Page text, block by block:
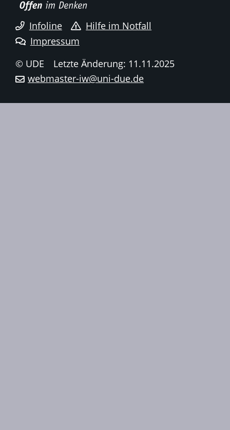
Infoline
Hilfe im Notfall
Impressum
© UDE
Letzte Änderung: 11.11.2025
webmaster-iw@uni-due.de